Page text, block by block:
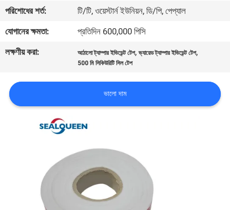
করুন
উদ্ধৃতির
জন্য
সাইট
পরিশোধের শর্ত:
টি/টি, ওয়েস্টার্ন ইউনিয়ন, ডি/পি, পেপ্যাল
যোগানের ক্ষমতা:
প্রতিদিন 600,000 পিসি
লক্ষণীয় করা:
আঠালো ট্যাম্পার ইভিডেন্ট টেপ,ভ্যায়েড ট্যাম্পার ইভিডেন্ট টেপ,
500 মি সিকিউরিটি সিল টেপ
ভালো দাম